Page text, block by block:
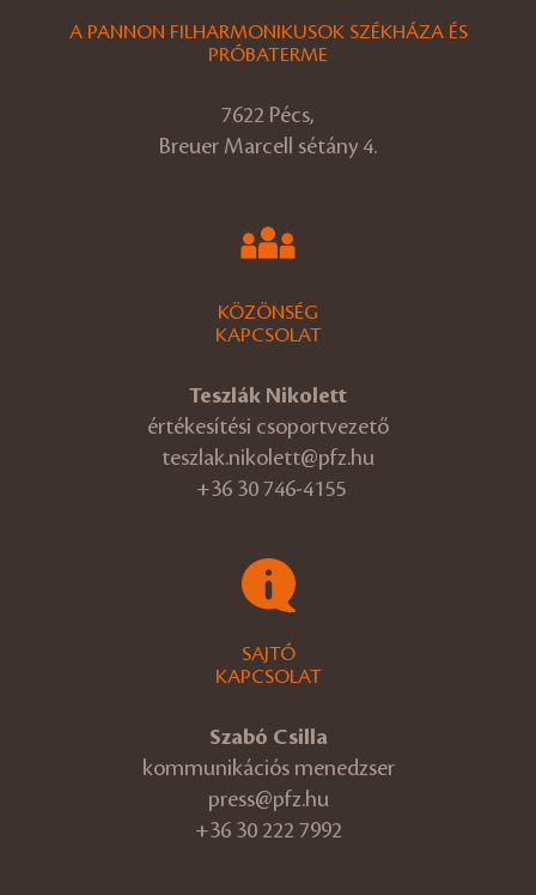
A PANNON FILHARMONIKUSOK SZÉKHÁZA ÉS
PRÓBATERME
7622 Pécs,
Breuer Marcell sétány 4.
KÖZÖNSÉG
KAPCSOLAT
Teszlák Nikolett
értékesítési csoportvezető
teszlak.nikolett@pfz.hu
+36 30 746-4155
SAJTÓ
KAPCSOLAT
Szabó Csilla
kommunikációs menedzser
press@pfz.hu
+36 30 222 7992